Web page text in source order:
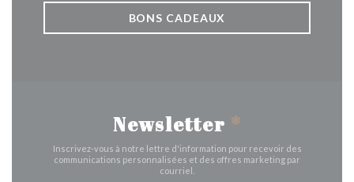
BONS CADEAUX
Newsletter *
Inscrivez-vous à notre lettre d'information pour recevoir des
communications personnalisées et des offres marketing par
courriel.